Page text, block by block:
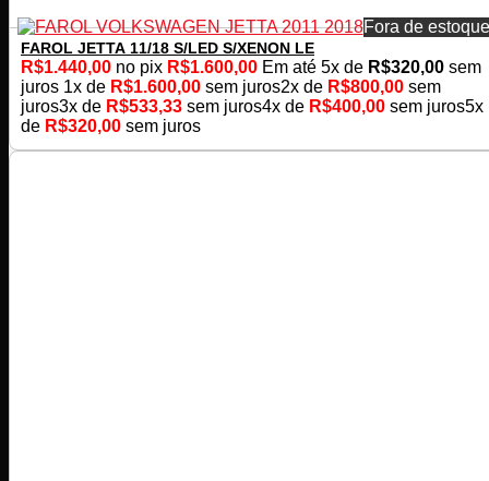
Fora de estoque
FAROL JETTA 11/18 S/LED S/XENON LE
R$1.440,00 no pix R$1.600,00 Em até 5x de R$320,00 sem
juros 1x de R$1.600,00 sem juros2x de R$800,00 sem
juros3x de R$533,33 sem juros4x de R$400,00 sem juros5x
de R$320,00 sem juros